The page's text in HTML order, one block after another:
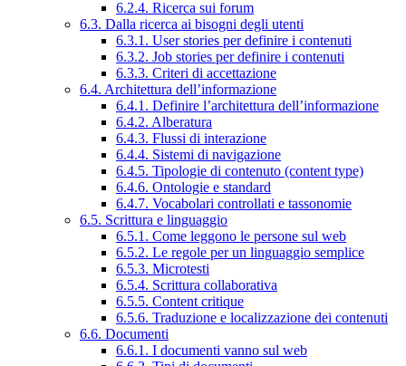
6.2.4. Ricerca sui forum
6.3. Dalla ricerca ai bisogni degli utenti
6.3.1. User stories per definire i contenuti
6.3.2. Job stories per definire i contenuti
6.3.3. Criteri di accettazione
6.4. Architettura dell’informazione
6.4.1. Definire l’architettura dell’informazione
6.4.2. Alberatura
6.4.3. Flussi di interazione
6.4.4. Sistemi di navigazione
6.4.5. Tipologie di contenuto (content type)
6.4.6. Ontologie e standard
6.4.7. Vocabolari controllati e tassonomie
6.5. Scrittura e linguaggio
6.5.1. Come leggono le persone sul web
6.5.2. Le regole per un linguaggio semplice
6.5.3. Microtesti
6.5.4. Scrittura collaborativa
6.5.5. Content critique
6.5.6. Traduzione e localizzazione dei contenuti
6.6. Documenti
6.6.1. I documenti vanno sul web